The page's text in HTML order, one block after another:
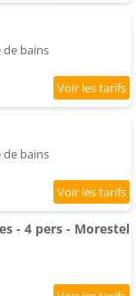
de bains
de bains
- 4 pers - Morestel